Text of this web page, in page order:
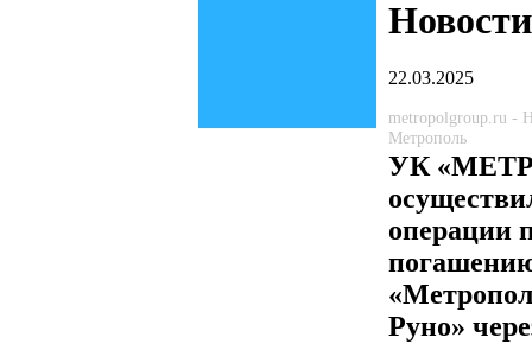
22.03.2025
metropolgroup.ru -
Метрополь
УК
операции
Руно»